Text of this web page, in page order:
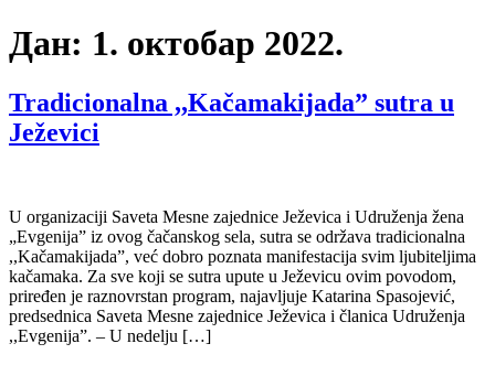
Дан: 1. октобар 2022.
Tradicionalna ,,Kačamakijada” sutra u
Ježevici
U organizaciji Saveta Mesne zajednice Ježevica i Udruženja žena
„Evgenija” iz ovog čačanskog sela, sutra se održava tradicionalna
,,Kačamakijada”, već dobro poznata manifestacija svim ljubiteljima
kačamaka. Za sve koji se sutra upute u Ježevicu ovim povodom,
priređen je raznovrstan program, najavljuje Katarina Spasojević,
predsednica Saveta Mesne zajednice Ježevica i članica Udruženja
,,Evgenija”. – U nedelju […]